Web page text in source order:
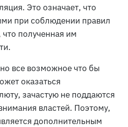
Это означает, что
при соблюдении правил
полученная им
все возможное что бы
оказаться
зачастую не поддаются
властей. Поэтому,
дополнительным